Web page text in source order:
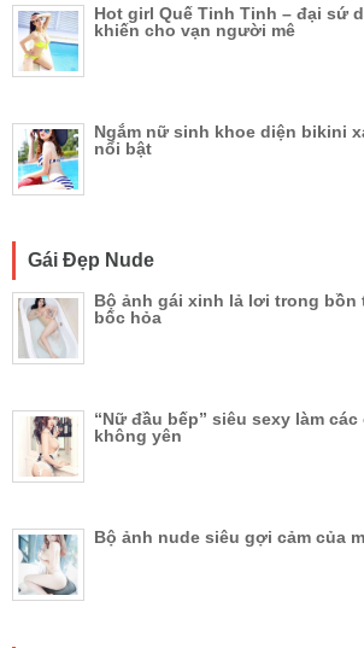
Hot girl Quế Tinh Tinh – đại sứ
khiến cho vạn người mê
Ngắm nữ sinh khoe diện bikini
nổi bật
Gái Đẹp Nude
Bộ ảnh gái xinh lả lơi trong bồn
bốc hỏa
“Nữ đầu bếp” siêu sexy làm
không yên
Bộ ảnh nude siêu gợi cảm của